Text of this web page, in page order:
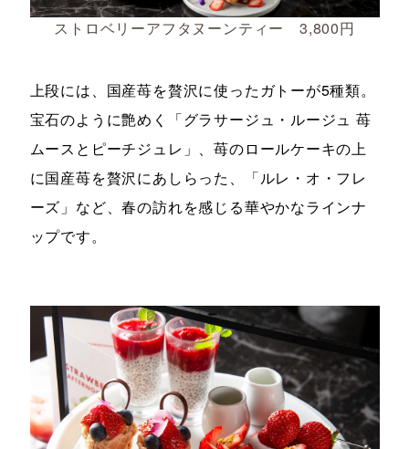
ストロベリーアフタヌーンティー 3,800円
上段には、国産苺を贅沢に使ったガトーが5種類。
宝石のように艶めく「グラサージュ・ルージュ 苺
ムースとピーチジュレ」、苺のロールケーキの上
に国産苺を贅沢にあしらった、「ルレ・オ・フレ
ーズ」など、春の訪れを感じる華やかなラインナ
ップです。